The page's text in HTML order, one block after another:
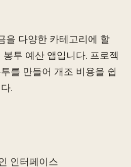
다양한 카테고리에 할
투 예산 앱입니다. 프로젝
를 만들어 개조 비용을 쉽
.
인터페이스